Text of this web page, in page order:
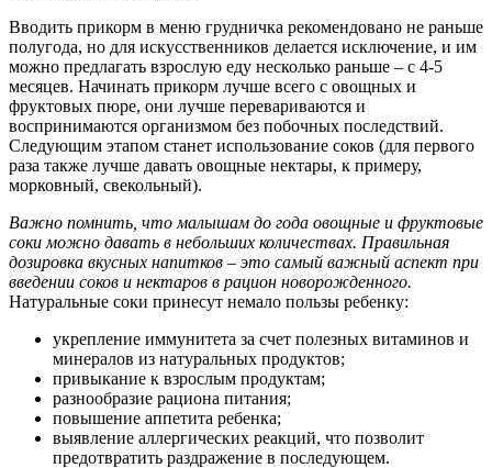
Вводить прикорм в меню грудничка рекомендовано не раньше
полугода, но для искусственников делается исключение, и им
можно предлагать взрослую еду несколько раньше – с 4-5
месяцев. Начинать прикорм лучше всего с овощных и
фруктовых пюре, они лучше перевариваются и
воспринимаются организмом без побочных последствий.
Следующим этапом станет использование соков (для первого
раза также лучше давать овощные нектары, к примеру,
морковный, свекольный).
Важно помнить, что малышам до года овощные и фруктовые
соки можно давать в небольших количествах. Правильная
дозировка вкусных напитков – это самый важный аспект при
введении соков и нектаров в рацион новорожденного.
Натуральные соки принесут немало пользы ребенку:
укрепление иммунитета за счет полезных витаминов и
минералов из натуральных продуктов;
привыкание к взрослым продуктам;
разнообразие рациона питания;
повышение аппетита ребенка;
выявление аллергических реакций, что позволит
предотвратить раздражение в последующем.